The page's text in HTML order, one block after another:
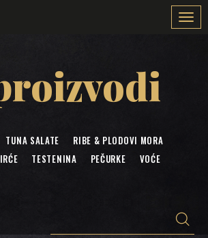
TUNA SALATE
RIBE & PLODOVI MORA
TESTENINA PEČURKE
VOĆE